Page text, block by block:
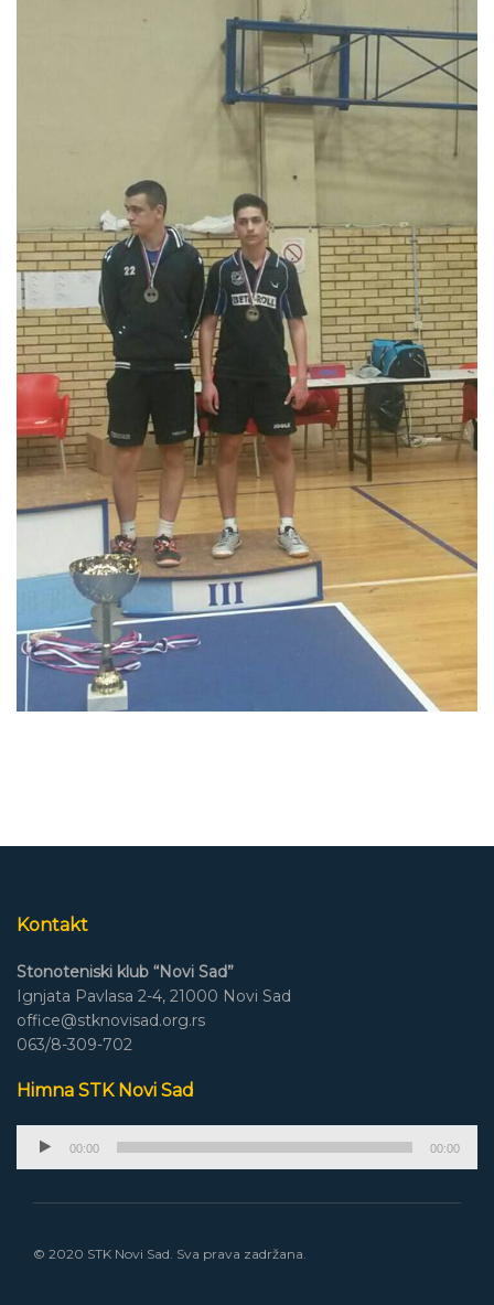
Kontakt
Stonoteniski klub “Novi Sad”
Ignjata Pavlasa 2-4, 21000 Novi Sad
office@stknovisad.org.rs
063/8-309-702
Himna STK Novi Sad
Audio
00:00 00:00
© 2020 STK Novi Sad. Sva prava zadržana.